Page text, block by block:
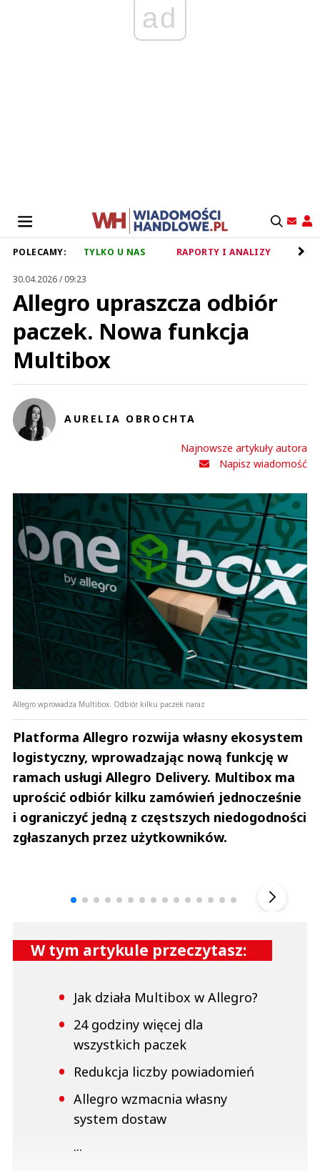
ad
POLECAMY: TYLKO U NAS RAPORTY I ANALIZY
30.04.2026 / 09:23
Allegro upraszcza odbiór
paczek. Nowa funkcja
Multibox
AURELIA OBROCHTA
Najnowsze artykuły autora
Napisz wiadomość
Allegro wprowadza Multibox. Odbiór kilku paczek naraz
Platforma Allegro rozwija własny ekosystem
logistyczny, wprowadzając nową funkcję w
ramach usługi Allegro Delivery. Multibox ma
uprościć odbiór kilku zamówień jednocześnie
i ograniczyć jedną z częstszych niedogodności
zgłaszanych przez użytkowników.
W tym artykule przeczytasz:
Jak działa Multibox w Allegro?
24 godziny więcej dla
wszystkich paczek
Redukcja liczby powiadomień
Allegro wzmacnia własny
system dostaw
...